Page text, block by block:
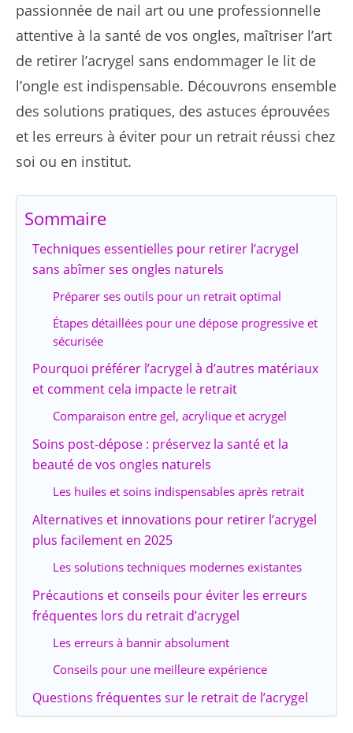
passionnée de nail art ou une professionnelle
attentive à la santé de vos ongles, maîtriser l’art
de retirer l’acrygel sans endommager le lit de
l’ongle est indispensable. Découvrons ensemble
des solutions pratiques, des astuces éprouvées
et les erreurs à éviter pour un retrait réussi chez
soi ou en institut.
Sommaire
Techniques essentielles pour retirer l’acrygel
sans abîmer ses ongles naturels
Préparer ses outils pour un retrait optimal
Étapes détaillées pour une dépose progressive et
sécurisée
Pourquoi préférer l’acrygel à d’autres matériaux
et comment cela impacte le retrait
Comparaison entre gel, acrylique et acrygel
Soins post-dépose : préservez la santé et la
beauté de vos ongles naturels
Les huiles et soins indispensables après retrait
Alternatives et innovations pour retirer l’acrygel
plus facilement en 2025
Les solutions techniques modernes existantes
Précautions et conseils pour éviter les erreurs
fréquentes lors du retrait d’acrygel
Les erreurs à bannir absolument
Conseils pour une meilleure expérience
Questions fréquentes sur le retrait de l’acrygel